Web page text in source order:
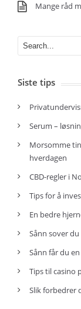
Mange råd
Siste tips
Serum –
Morsomme
hverdagen
CBD-regler i
Tips for å
En bedre
Sånn sover
Sånn får du
Tips til casino
Slik forbedrer